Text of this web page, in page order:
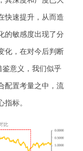
快速提升，从而造
的敏感度出现了分
化，在对今后判断
鉴意义，我们似乎
配置考量之中，流
标。